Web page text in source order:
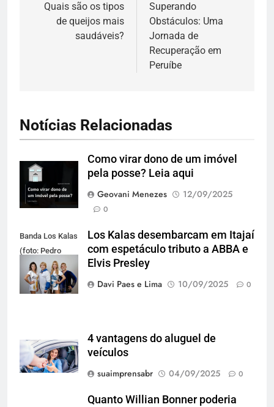
deQuais são os tipos
de queijos mais
saudáveis?
Superando
Obstáculos: Uma
Jornada de
Recuperação em
Peruíbe
Notícias Relacionadas
Como virar dono de um imóvel
pela posse? Leia aqui
Geovani Menezes
12/09/2025
0
Banda Los Kalas
(foto: Pedro
Oliveira)
Los Kalas desembarcam em Itajaí
com espetáculo tributo a ABBA e
Elvis Presley
Davi Paes e Lima
10/09/2025 0
4 vantagens do aluguel de
veículos
suaimprensabr
04/09/2025 0
Quanto Willian Bonner poderia